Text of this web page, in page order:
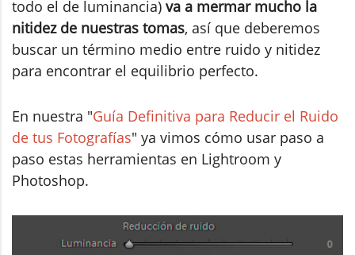
todo el de luminancia) va a mermar mucho la
nitidez de nuestras tomas, así que deberemos
buscar un término medio entre ruido y nitidez
para encontrar el equilibrio perfecto.
En nuestra "Guía Definitiva para Reducir el Ruido
de tus Fotografías" ya vimos cómo usar paso a
paso estas herramientas en Lightroom y
Photoshop.